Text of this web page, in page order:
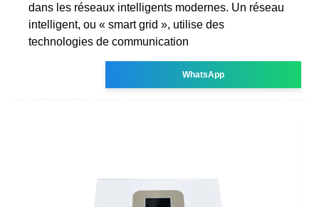
dans les réseaux intelligents modernes. Un réseau
intelligent, ou « smart grid », utilise des
technologies de communication
WhatsApp